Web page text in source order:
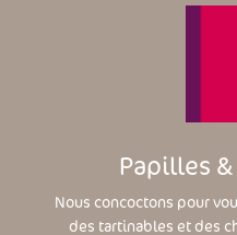
Papilles
Nous concoctons pour
des tartinables et des